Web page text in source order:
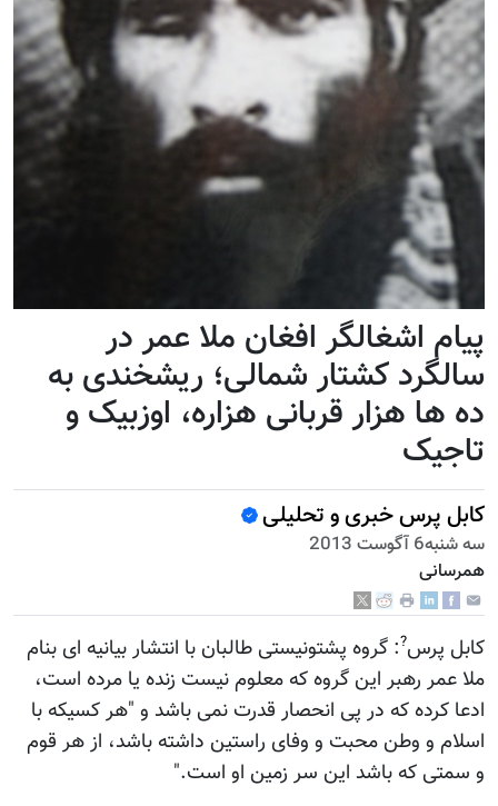
پیام اشغالگر افغان ملا عمر در
سالگرد کشتار شمالی؛ ریشخندی به
ده ها هزار قربانی هزاره، اوزبیک و
تاجیک
کابل پرس خبری و تحلیلی
سه شنبه6 آگوست 2013
همرسانی
کابل پرس?: گروه پشتونیستی طالبان با انتشار بیانیه ای بنام
ملا عمر رهبر این گروه که معلوم نیست زنده یا مرده است،
ادعا کرده که در پی انحصار قدرت نمی باشد و "هر کسیکه با
اسلام و وطن محبت و وفای راستین داشته باشد، از هر قوم
و سمتی که باشد این سر زمین او است."